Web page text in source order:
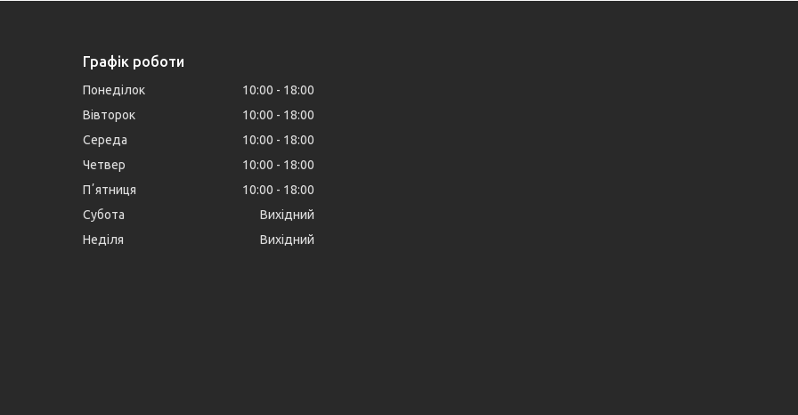
Графік роботи
Понеділок 10:00
18:00
Вівторок
10:00
18:00
Середа
10:00
18:00
Четвер
10:00
18:00
Пʼятниця
10:00
18:00
Субота
Вихідний
Неділя
Вихідний